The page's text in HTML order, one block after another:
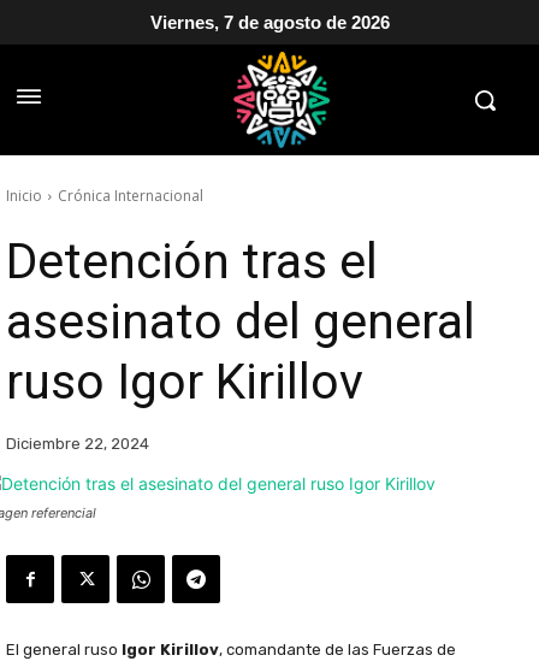
Viernes, 7 de agosto de 2026
Inicio Crónica Internacional
Detención tras el
asesinato del general
ruso Igor Kirillov
Diciembre 22, 2024
referencial
El general ruso Igor Kirillov, comandante de las Fuerzas de